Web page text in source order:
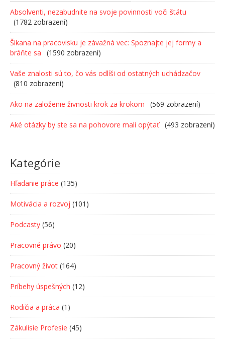
Absolventi, nezabudnite na svoje povinnosti voči štátu
(1782 zobrazení)
Šikana na pracovisku je závažná vec: Spoznajte jej formy a
bráňte sa
(1590 zobrazení)
Vaše znalosti sú to, čo vás odlíši od ostatných uchádzačov
(810 zobrazení)
Ako na založenie živnosti krok za krokom (569 zobrazení)
Aké otázky by ste sa na pohovore mali opýtať (493 zobrazení)
Kategórie
Hľadanie práce (135)
Motivácia a rozvoj (101)
Podcasty (56)
Pracovné právo (20)
Pracovný život (164)
Príbehy úspešných (12)
Rodičia a práca (1)
Zákulisie Profesie (45)